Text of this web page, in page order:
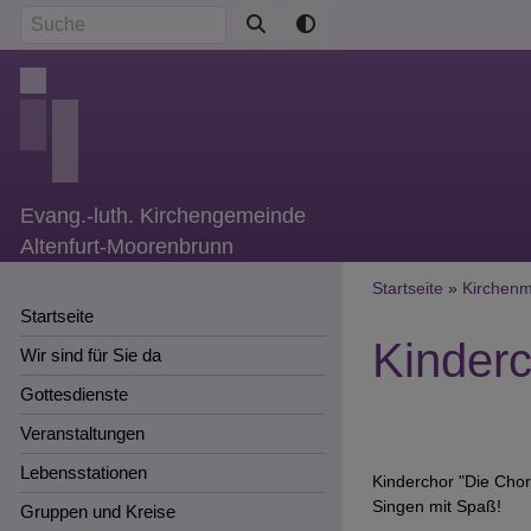
Direkt
Inhalt
Evang.-luth. Kirchengemeinde
Altenfurt-Moorenbrunn
Startseite
Wir sind für Sie da
Gottesdienste
Veranstaltungen
Lebensstationen
Gruppen und Kreise
Startseite
Kinderchor "Die
Singen mit Spaß!